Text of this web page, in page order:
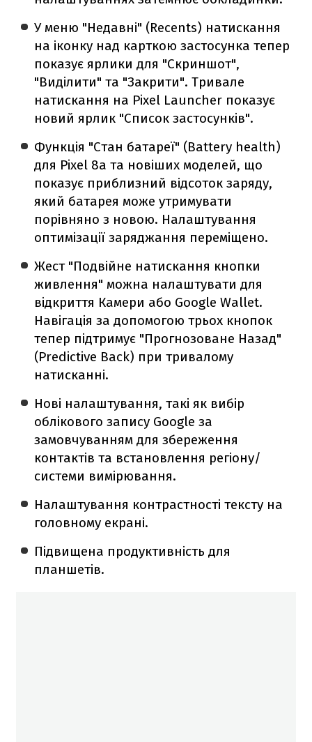
У меню "Недавні" (Recents) натискання
на іконку над карткою застосунка тепер
показує ярлики для "Скриншот",
"Виділити" та "Закрити". Тривале
натискання на Pixel Launcher показує
новий ярлик "Список застосунків".
Функція "Стан батареї" (Battery health)
для Pixel 8a та новіших моделей, що
показує приблизний відсоток заряду,
який батарея може утримувати
порівняно з новою. Налаштування
оптимізації заряджання переміщено.
Жест "Подвійне натискання кнопки
живлення" можна налаштувати для
відкриття Камери або Google Wallet.
Навігація за допомогою трьох кнопок
тепер підтримує "Прогнозоване Назад"
(Predictive Back) при тривалому
натисканні.
Нові налаштування, такі як вибір
облікового запису Google за
замовчуванням для збереження
контактів та встановлення регіону/
системи вимірювання.
Налаштування контрастності тексту на
головному екрані.
Підвищена продуктивність для
планшетів.